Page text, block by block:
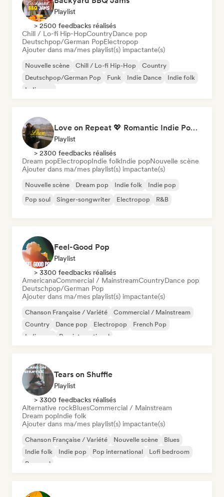
Playlist
> 2500 feedbacks réalisés
Chill / Lo-fi Hip-HopCountryDance pop
Deutschpop/German PopElectropop
Ajouter dans ma/mes playlist(s) impactante(s)
Nouvelle scène Chill / Lo-fi Hip-Hop
Country
Deutschpop/German Pop
Funk Indie Dance
Indie folk
Indie pop
Love on Repeat 💖 Romantic Indie Pop, Neo Soul & Singer-Songwriter
Playlist
> 2300 feedbacks réalisés
Dream popElectropopIndie folkIndie popNouvelle scène
Ajouter dans ma/mes playlist(s) impactante(s)
Nouvelle scène Dream pop Indie folk
Indie pop
Pop soul
Singer-songwriter Electropop R&B
Feel-Good Pop
Playlist
> 3300 feedbacks réalisés
AmericanaCommercial / MainstreamCountryDance pop
Deutschpop/German Pop
Ajouter dans ma/mes playlist(s) impactante(s)
Chanson Française / Variété
Commercial / Mainstream
Country
Dance pop Electropop
French Pop
Indie pop
Pop international
Tears on Shuffle
Playlist
> 3300 feedbacks réalisés
Alternative rockBluesCommercial / Mainstream
Dream popIndie folk
Ajouter dans ma/mes playlist(s) impactante(s)
Chanson Française / Variété Nouvelle scène
Blues
Indie folk
Indie pop Pop international
Lofi bedroom
Pop soul